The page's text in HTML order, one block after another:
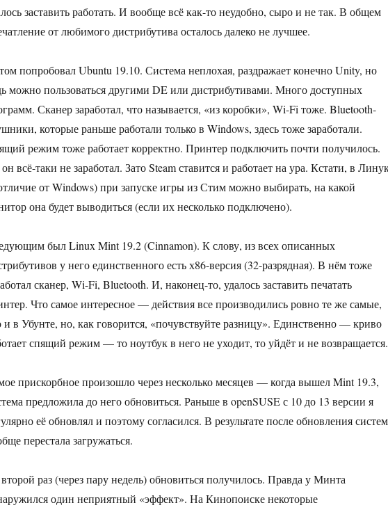
заставить работать. И вообще всё как-то неудобно, сыро и не так. В общем
от любимого дистрибутива осталось далеко не лучшее.
попробовал Ubuntu 19.10. Система неплохая, раздражает конечно Unity, но
можно пользоваться другими DE или дистрибутивами. Много доступных
Сканер заработал, что называется, «из коробки», Wi-Fi тоже. Bluetooth-
которые раньше работали только в Windows, здесь тоже заработали.
режим тоже работает корректно. Принтер подключить почти получилось.
всё-таки не заработал. Зато Steam ставится и работает на ура. Кстати, в
от Windows) при запуске игры из Стим можно выбирать, на какой
она будет выводиться (если их несколько подключено).
был Linux Mint 19.2 (Cinnamon). К слову, из всех описанных
у него единственного есть х86-версия (32-разрядная). В нём тоже
сканер, Wi-Fi, Bluetooth. И, наконец-то, удалось заставить печатать
Что самое интересное — действия все производились ровно те же самые,
и в Убунте, но, как говорится, «почувствуйте разницу». Единственно — криво
спящий режим — то ноутбук в него не уходит, то уйдёт и не возвращается.
прискорбное произошло через несколько месяцев — когда вышел Mint 19.3,
предложила до него обновиться. Раньше в openSUSE с 10 до 13 версии я
её обновлял и поэтому согласился. В результате после обновления
перестала загружаться.
раз (через пару недель) обновиться получилось. Правда у Минта
один неприятный «эффект». На Кинопоиске некоторые